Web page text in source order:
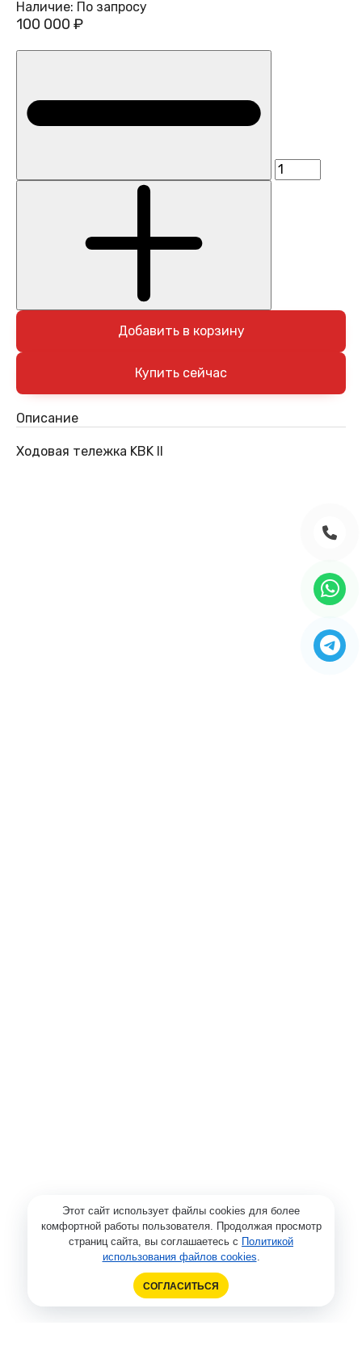
Наличие: По запросу
100 000 ₽
Добавить в корзину
Описание
Ходовая тележка KBK II
Этот сайт использует файлы cookies для более
комфортной работы пользователя. Продолжая просмотр
страниц сайта, вы соглашаетесь с Политикой
использования файлов cookies.
СОГЛАСИТЬСЯ